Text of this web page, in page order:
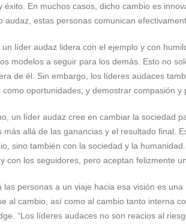
éxito. En muchos casos, dicho cambio es
audaz, estas personas comunican
un líder audaz lidera con el ejemplo y con
modelos a seguir para los demás. Esto no
de él. Sin embargo, los líderes audaces
como oportunidades, y demostrar compasión y
un líder audaz cree en cambiar la sociedad
más allá de las ganancias y el resultado final.
sino también con la sociedad y la
con los seguidores, pero aceptan felizmente
las personas a un viaje hacia esa visión es
al cambio, así como al cambio tanto interna
“Los líderes audaces no son reacios al